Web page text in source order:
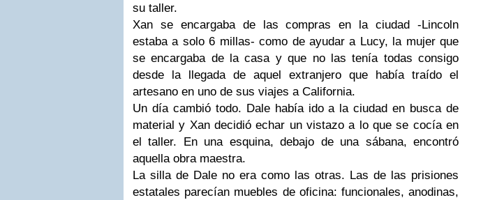
su taller.
Xan se encargaba de las compras en la ciudad -Lincoln
estaba a solo 6 millas- como de ayudar a Lucy, la mujer que
se encargaba de la casa y que no las tenía todas consigo
desde la llegada de aquel extranjero que había traído el
artesano en uno de sus viajes a California.
Un día cambió todo. Dalehabía ido a la ciudad en busca de
material y Xandecidió echar un vistazo a lo que se cocía en
el taller. En una esquina, debajo de una sábana, encontró
aquella obra maestra.
La silla de Dale no era como las otras. Las de las prisiones
estatales parecían muebles de oficina: funcionales, anodinas,